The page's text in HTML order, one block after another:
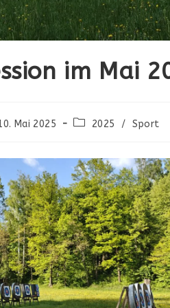
im Mai
Mai 2025
Beitrags-
2025 / Sport